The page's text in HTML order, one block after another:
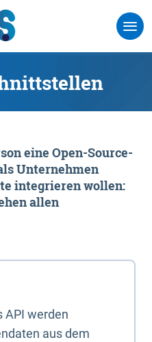
eine Open-Source-
Unternehmen
integrieren wollen:
allen
API werden
aus dem